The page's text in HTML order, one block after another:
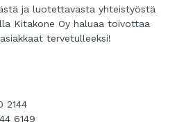
ja luotettavasta yhteistyöstä
Kitakone Oy haluaa toivottaa
tervetulleeksi!
2144
6149